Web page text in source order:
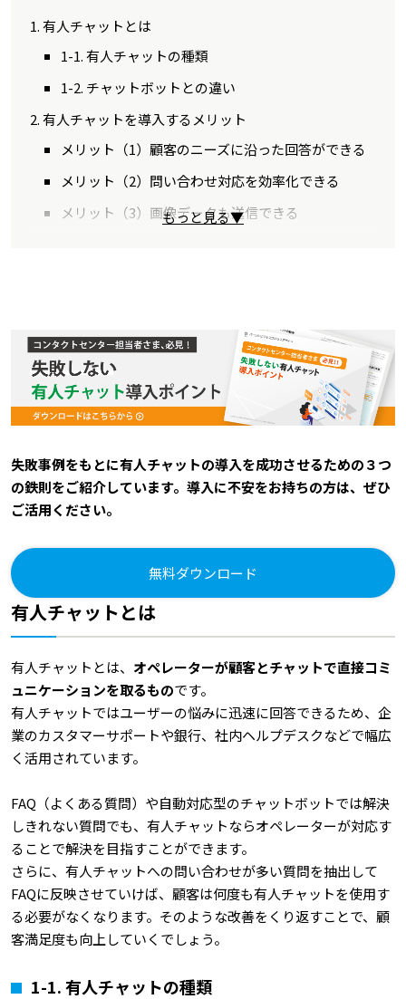
有人チャットとは
1-1. 有人チャットの種類
1-2. チャットボットとの違い
有人チャットを導入するメリット
メリット（1）顧客のニーズに沿った回答ができる
メリット（2）問い合わせ対応を効率化できる
メリット（3）画像データも送信できる
もっと見る▼
失敗事例をもとに有人チャットの導入を成功させるための３つ
の鉄則をご紹介しています。導入に不安をお持ちの方は、ぜひ
ご活用ください。
無料ダウンロード
有人チャットとは
有人チャットとは、 オペレーターが顧客とチャットで直接コミ
ュニケーションを取るものです。
有人チャットではユーザーの悩みに迅速に回答できるため、企
業のカスタマーサポートや銀行、社内ヘルプデスクなどで幅広
く活用されています。
FAQ（よくある質問）や自動対応型のチャットボットでは解決
しきれない質問でも、有人チャットならオペレーターが対応す
ることで解決を目指すことができます。
さらに、有人チャットへの問い合わせが多い質問を抽出して
FAQに反映させていけば、顧客は何度も有人チャットを使用す
る必要がなくなります。そのような改善をくり返すことで、顧
客満足度も向上していくでしょう。
1-1.有人チャットの種類